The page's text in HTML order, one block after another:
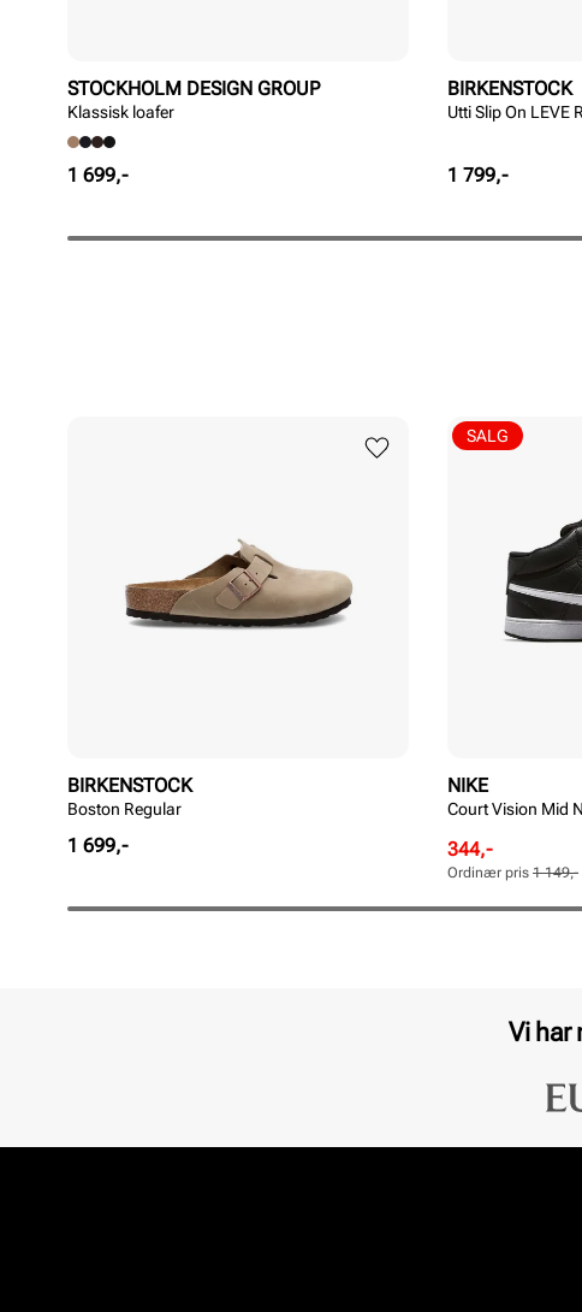
STOCKHOLM DESIGN GROUP
Klassisk loafer
Pris
1 699,-
BIRKENSTOCK
Utti Slip On LEVE
Pris
1 799,-
BIRKENSTOCK
Boston Regular
Pris
1 699,-
NIKE
Court Vision Mid
Rabattert
pris
Pris
344,-
Ordinær
pris
Pris
Ordinær pris 1 149,-
SALG
Vi har